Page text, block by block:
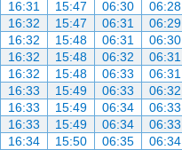
06:28
06:30
15:47
16:31
06:29
06:31
15:47
16:32
06:30
06:31
15:48
16:32
06:31
06:32
15:48
16:32
06:31
06:33
15:48
16:32
06:32
06:33
15:49
16:33
06:33
06:34
15:49
16:33
06:33
06:34
15:49
16:33
06:34
06:35
15:50
16:34